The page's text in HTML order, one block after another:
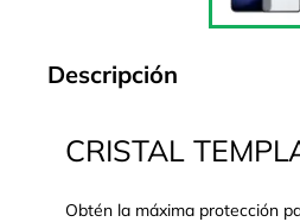
Descripción
CRISTAL
Obtén la máxima protección